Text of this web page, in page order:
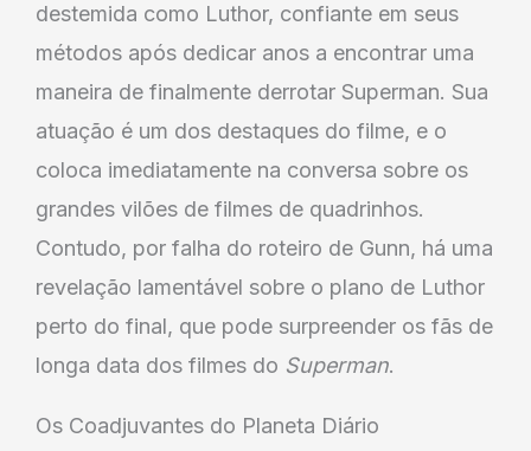
destemida como Luthor, confiante em seus
métodos após dedicar anos a encontrar uma
maneira de finalmente derrotar Superman. Sua
atuação é um dos destaques do filme, e o
coloca imediatamente na conversa sobre os
grandes vilões de filmes de quadrinhos.
Contudo, por falha do roteiro de Gunn, há uma
revelação lamentável sobre o plano de Luthor
perto do final, que pode surpreender os fãs de
longa data dos filmes do Superman.
Os Coadjuvantes do Planeta Diário